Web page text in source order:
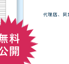
代理店、同